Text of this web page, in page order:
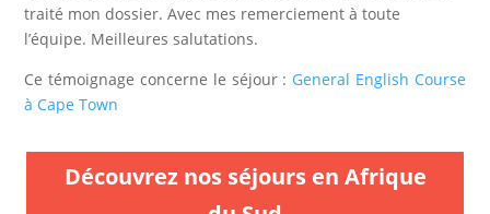
traité mon dossier.Avec mes remerciement à toute
l’équipe. Meilleures salutations.
Ce témoignage concerne le séjour : General English Course
à Cape Town
Découvrez nos séjours en Afrique